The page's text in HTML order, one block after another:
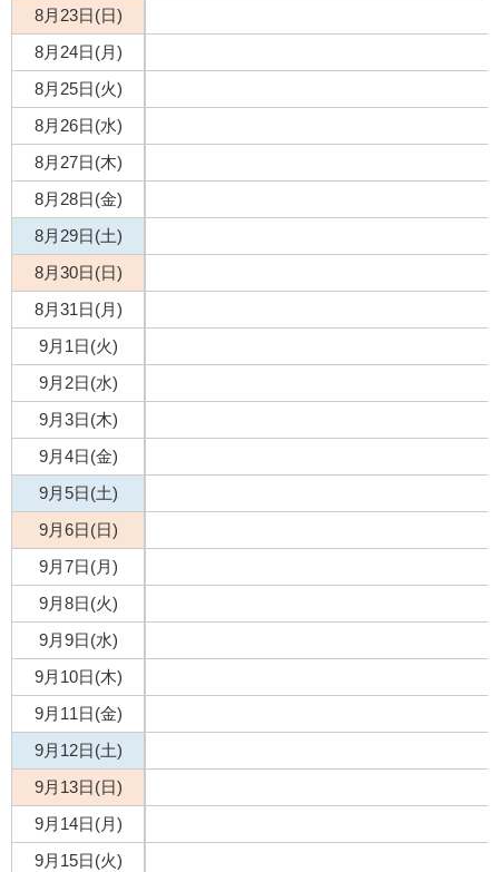
8月23日(日)
8月24日(月)
8月25日(火)
8月26日(水)
8月27日(木)
8月28日(金)
8月29日(土)
8月30日(日)
8月31日(月)
9月1日(火)
9月2日(水)
9月3日(木)
9月4日(金)
9月5日(土)
9月6日(日)
9月7日(月)
9月8日(火)
9月9日(水)
9月10日(木)
9月11日(金)
9月12日(土)
9月13日(日)
9月14日(月)
9月15日(火)